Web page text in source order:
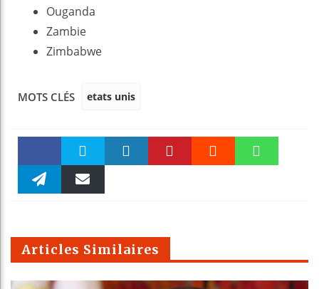
Ouganda
Zambie
Zimbabwe
MOTS CLÉS etats unis
Faceboo Twitter
m
Articles Similaires